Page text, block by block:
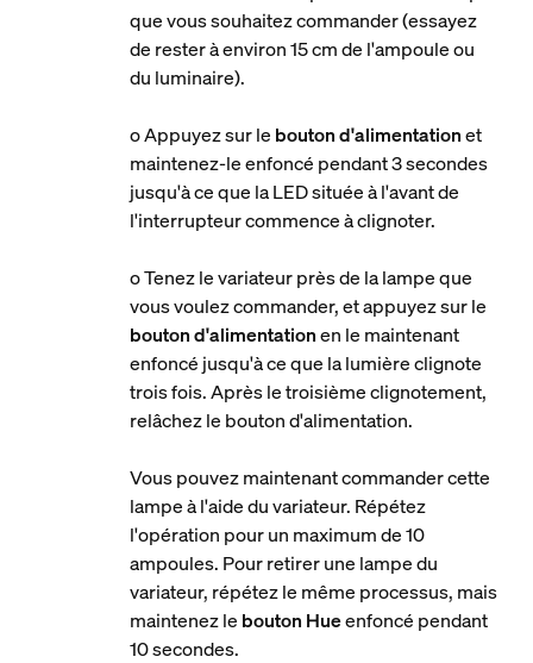
que vous souhaitez commander (essayez
de rester à environ 15 cm de l'ampoule ou
du luminaire).
o Appuyez sur le bouton d'alimentationet
maintenez-le enfoncé pendant 3 secondes
jusqu'à ce que la LED située à l'avant de
l'interrupteur commence à clignoter.
o Tenez le variateur près de la lampe que
vous voulez commander, et appuyez sur le
bouton d'alimentationen le maintenant
enfoncé jusqu'à ce que la lumière clignote
trois fois. Après le troisième clignotement,
relâchez le bouton d'alimentation.
Vous pouvez maintenant commander cette
lampe à l'aide du variateur. Répétez
l'opération pour un maximum de 10
ampoules. Pour retirer une lampe du
variateur, répétez le même processus, mais
maintenez le bouton Hueenfoncé pendant
10 secondes.